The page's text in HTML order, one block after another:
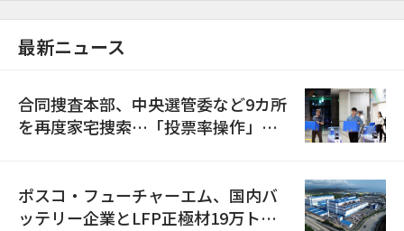
最新ニュース
合同捜査本部、中央選管委など9カ所
を再度家宅捜索…「投票率操作」の
ポスコ・フューチャーエム、国内バ
ッテリー企業とLFP正極材19万トン